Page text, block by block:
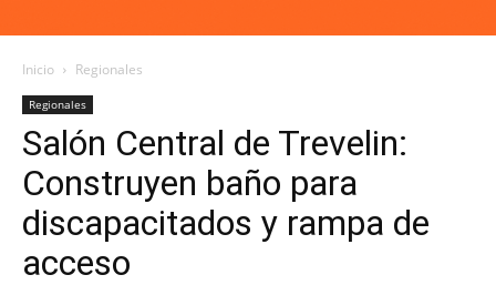
Portada
Inicio Regionales
Regionales
Salón Central de Trevelin:
Construyen baño para
discapacitados y rampa de
acceso